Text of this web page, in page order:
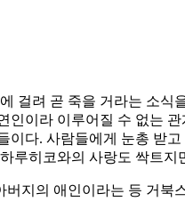
걸려 곧 죽을 거라는 소
이라 이루어질 수 없는
이다. 사람들에게 눈총 받
루히코와의 사랑도 싹트
지의 애인이라는 등 거